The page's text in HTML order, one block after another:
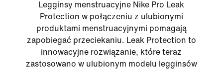
Legginsy menstruacyjne Nike Pro Leak
Protection w połączeniu z ulubionymi
produktami menstruacyjnymi pomagają
zapobiegać przeciekaniu. Leak Protection to
innowacyjne rozwiązanie, które teraz
zastosowano w ulubionym modelu legginsów